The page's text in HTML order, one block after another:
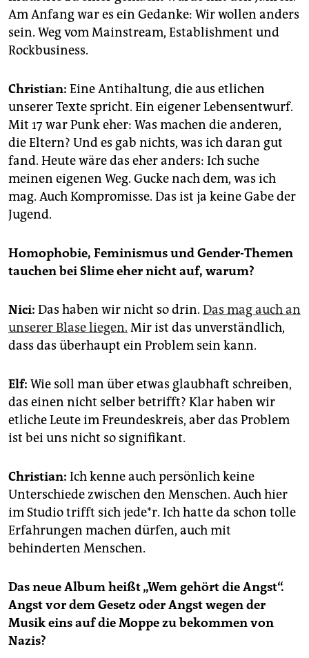
Am Anfang war es ein Gedanke: Wir wollen anders
sein. Weg vom Mainstream, Establishment und
Rockbusiness.
Christian: Eine Antihaltung, die aus etlichen
unserer Texte spricht. Ein eigener Lebensentwurf.
Mit 17 war Punk eher: Was machen die anderen,
die Eltern? Und es gab nichts, was ich daran gut
fand. Heute wäre das eher anders: Ich suche
meinen eigenen Weg. Gucke nach dem, was ich
mag. Auch Kompromisse. Das ist ja keine Gabe der
Jugend.
Homophobie, Feminismus und Gender-Themen
tauchen bei Slime eher nicht auf, warum?
Nici: Das haben wir nicht so drin. Das mag auch an
unserer Blase liegen. Mir ist das unverständlich,
dass das überhaupt ein Problem sein kann.
Elf: Wie soll man über etwas glaubhaft schreiben,
das einen nicht selber betrifft? Klar haben wir
etliche Leute im Freundeskreis, aber das Problem
ist bei uns nicht so signifikant.
Christian: Ich kenne auch persönlich keine
Unterschiede zwischen den Menschen. Auch hier
im Studio trifft sich jede*r. Ich hatte da schon tolle
Erfahrungen machen dürfen, auch mit
behinderten Menschen.
Das neue Album heißt „Wem gehört die Angst“.
Angst vor dem Gesetz oder Angst wegen der
Musik eins auf die Moppe zu bekommen von
Nazis?